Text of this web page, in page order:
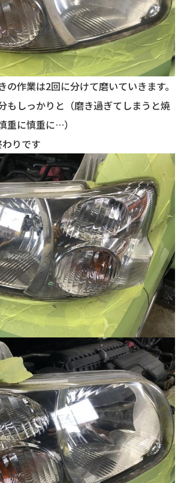
の作業は2回に分けて磨いていきます。
もしっかりと（磨き過ぎてしまうと焼
重に慎重に…）
りです